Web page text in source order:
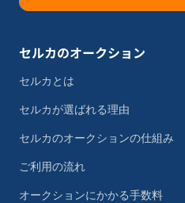
セルカのオークション
セルカとは
セルカが選ばれる理由
セルカのオークションの仕組み
ご利用の流れ
オークションにかかる手数料